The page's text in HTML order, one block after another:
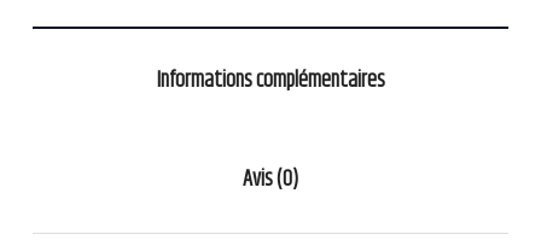
Informations complémentaires
Avis (0)